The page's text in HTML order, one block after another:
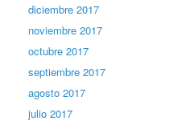
diciembre 2017
noviembre 2017
octubre 2017
septiembre 2017
agosto 2017
julio 2017